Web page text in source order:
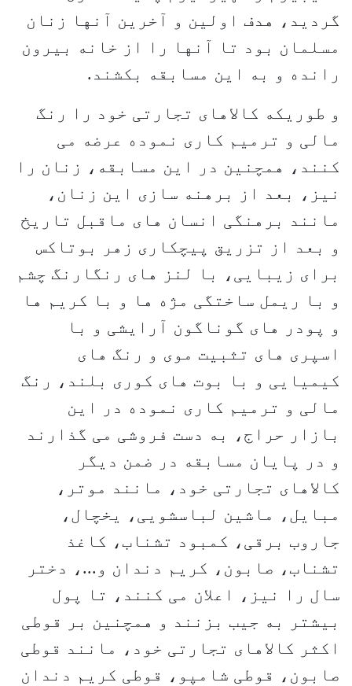
گردید، هدف اولین و آخرین آنها زنان
مسلمان بود تا آنها را از خانه بیرون
رانده و به این مسابقه بکشند.
و طوریکه کالاهای تجارتی خود را رنگ
مالی و ترمیم کاری نموده عرضه می
کنند، همچنین در این مسابقه، زنان را
نیز، بعد از برهنه سازی این زنان،
مانند برهنگی انسان های ماقبل تاریخ
و بعد از تزریق پیچکاری زهر بوتاكس
برای زیبایی، با لنز های رنگارنگ چشم
و با ریمل ساختگی مژه ها و با کریم ها
و پودر های گوناگون آرایشی و با
اسپری های تثبیت موی و رنگ های
کیمیایی و با بوت های کوری بلند، رنگ
مالی و ترمیم کاری نموده در این
بازار حراج، به دست فروشی می گذارند
و در پایان مسابقه در ضمن دیگر
کالاهای تجارتی خود، مانند موتر،
مبایل، ماشین لباسشویی، یخچال،
جاروب برقی، کمبود تشناب، کاغذ
تشناب، صابون، کریم دندان و...، دختر
سال را نیز، اعلان می کنند، تا پول
بیشتر به جیب بزنند و همچنین بر قوطی
اکثر کالاهای تجارتی خود، مانند قوطی
صابون، قوطی شامپو، قوطی کریم دندان